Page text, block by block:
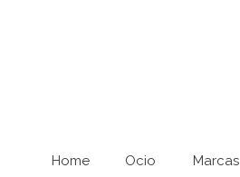
Home Ocio Marcas